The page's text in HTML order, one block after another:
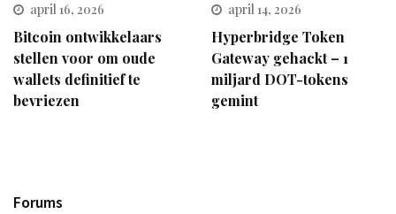
april 16, 2026
Bitcoin ontwikkelaars
stellen voor om oude
wallets definitief te
bevriezen
april 14, 2026
Hyperbridge Token
Gateway gehackt – 1
miljard DOT-tokens
gemint
Forums